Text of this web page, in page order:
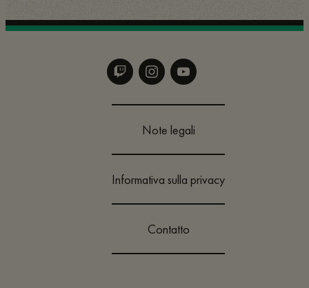
Note legali
Informativa sulla privacy
Contatto